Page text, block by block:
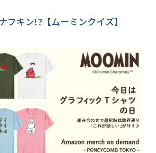
フキン!?【ムーミンクイズ】